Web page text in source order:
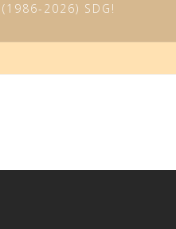
2026) SDG!